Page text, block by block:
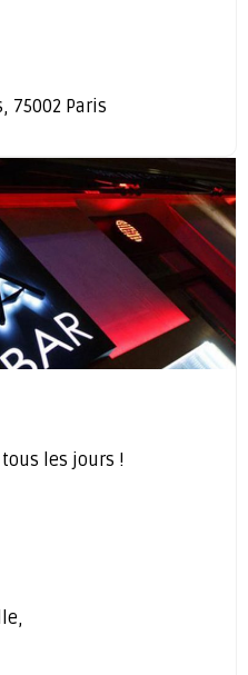
75002 Paris
tous les jours !